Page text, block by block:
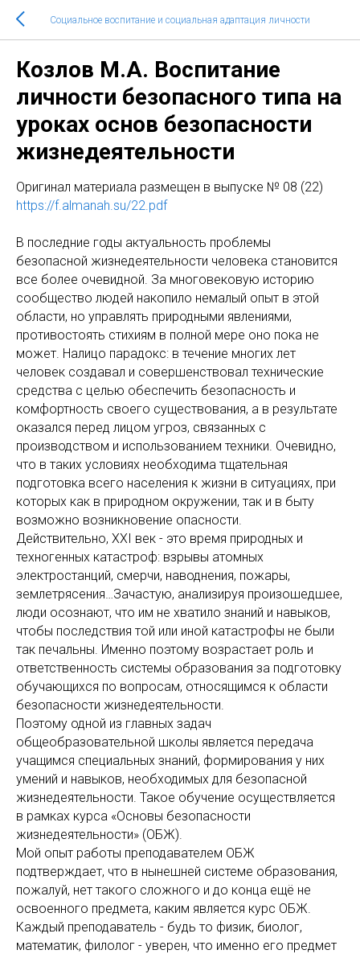
Социальное воспитание и социальная адаптация личности
Козлов М.А. Воспитание
личности безопасного типа на
уроках основ безопасности
жизнедеятельности
Оригинал материала размещен в выпуске № 08 (22)
https://f.almanah.su/22.pdf
В последние годы актуальность проблемы
безопасной жизнедеятельности человека становится
все более очевидной. За многовековую историю
сообщество людей накопило немалый опыт в этой
области, но управлять природными явлениями,
противостоять стихиям в полной мере оно пока не
может. Налицо парадокс: в течение многих лет
человек создавал и совершенствовал технические
средства с целью обеспечить безопасность и
комфортность своего существования, а в результате
оказался перед лицом угроз, связанных с
производством и использованием техники. Очевидно,
что в таких условиях необходима тщательная
подготовка всего населения к жизни в ситуациях, при
которых как в природном окружении, так и в быту
возможно возникновение опасности.
Действительно, ХХI век - это время природных и
техногенных катастроф: взрывы атомных
электростанций, смерчи, наводнения, пожары,
землетрясения…Зачастую, анализируя произошедшее,
люди осознают, что им не хватило знаний и навыков,
чтобы последствия той или иной катастрофы не были
так печальны. Именно поэтому возрастает роль и
ответственность системы образования за подготовку
обучающихся по вопросам, относящимся к области
безопасности жизнедеятельности.
Поэтому одной из главных задач
общеобразовательной школы является передача
учащимся специальных знаний, формирования у них
умений и навыков, необходимых для безопасной
жизнедеятельности. Такое обучение осуществляется
в рамках курса «Основы безопасности
жизнедеятельности» (ОБЖ).
Мой опыт работы преподавателем ОБЖ
подтверждает, что в нынешней системе образования,
пожалуй, нет такого сложного и до конца ещё не
освоенного предмета, каким является курс ОБЖ.
Каждый преподаватель - будь то физик, биолог,
математик, филолог - уверен, что именно его предмет